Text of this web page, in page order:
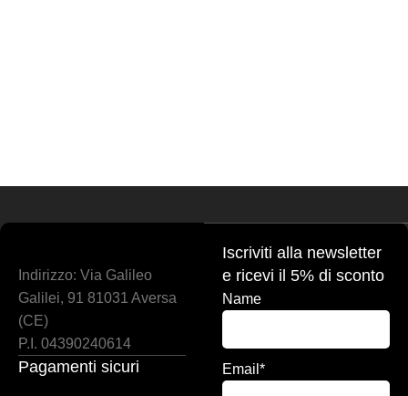
Indirizzo: Via Galileo
Galilei, 91 81031 Aversa
(CE)
P.I. 04390240614
Pagamenti sicuri
Iscriviti alla newsletter
e ricevi il 5% di sconto
Name
Email*